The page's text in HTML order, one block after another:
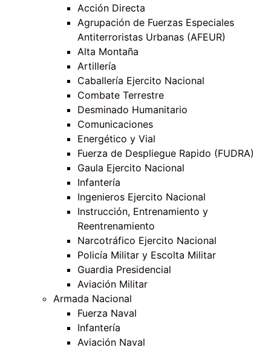
Acción Directa
Agrupación de Fuerzas Especiales
Antiterroristas Urbanas (AFEUR)
Alta Montaña
Artillería
Caballería Ejercito Nacional
Combate Terrestre
Desminado Humanitario
Comunicaciones
Energético y Vial
Fuerza de Despliegue Rapido (FUDRA)
Gaula Ejercito Nacional
Infantería
Ingenieros Ejercito Nacional
Instrucción, Entrenamiento y
Reentrenamiento
Narcotráfico Ejercito Nacional
Policía Militar y Escolta Militar
Guardia Presidencial
Aviación Militar
Armada Nacional
Fuerza Naval
Infantería
Aviación Naval